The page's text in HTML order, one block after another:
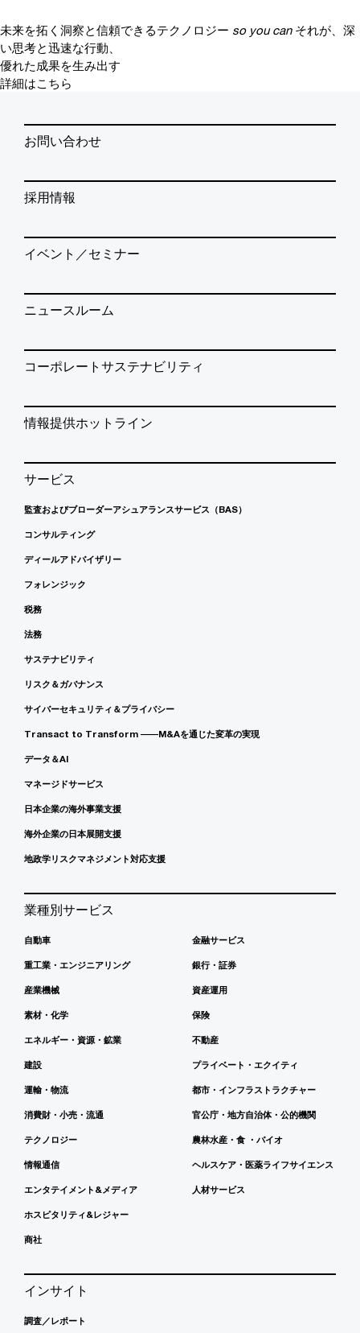
未来を拓く洞察と信頼できるテクノロジー so you can それが、深
い思考と迅速な行動、
優れた成果を生み出す
詳細はこちら
お問い合わせ
採用情報
イベント／セミナー
ニュースルーム
コーポレートサステナビリティ
情報提供ホットライン
サービス
監査およびブローダーアシュアランスサービス（BAS）
コンサルティング
ディールアドバイザリー
フォレンジック
税務
法務
サステナビリティ
リスク＆ガバナンス
サイバーセキュリティ＆プライバシー
Transact to Transform ――M&Aを通じた変革の実現
データ＆AI
マネージドサービス
日本企業の海外事業支援
海外企業の日本展開支援
地政学リスクマネジメント対応支援
業種別サービス
自動車
重工業・エンジニアリング
産業機械
素材・化学
エネルギー・資源・鉱業
建設
運輸・物流
消費財・小売・流通
テクノロジー
情報通信
エンタテイメント&メディア
ホスピタリティ&レジャー
商社
金融サービス
銀行・証券
資産運用
保険
不動産
プライベート・エクイティ
都市・インフラストラクチャー
官公庁・地方自治体・公的機関
農林水産・食 ・バイオ
ヘルスケア・医薬ライフサイエンス
人材サービス
インサイト
調査／レポート